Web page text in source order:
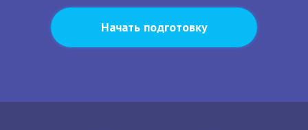
Начать подготовку